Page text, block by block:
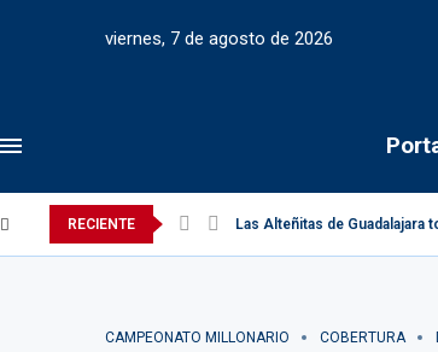
viernes, 7 de agosto de 2026
RECIENTE Las Alteñitas de Guadalajara
CAMPEONATO MILLONARIO COBERTURA